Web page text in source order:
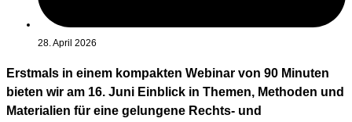
28. April 2026
Erstmals in einem kompakten Webinar von 90 Minuten
bieten wir am 16. Juni Einblick in Themen, Methoden und
Materialien für eine gelungene Rechts- und